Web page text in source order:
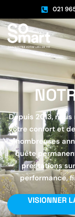
021
Depuis 2013,
votre confort et
nombreuses
quête
prestations
performance,
VISIONNER